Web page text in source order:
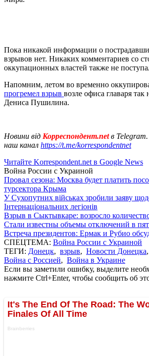
Пока никакой информации о
взрывов нет. Никаких комментариев со
оккупационных властей также не
Напомним, летом во временно
прогремел взрыв возле офиса главаря
Дениса Пушилина.
Новини від Корреспондент.netв
наш канал https://t.me/korrespondentnet
Читайте Korrespondent.net в Google News
Война России с Украиной
Провал сезона: Москва будет платить
турсектора Крыма
У Сухопутних військах зробили заяву
Інтернаціональних легіонів
Взрыв в Сыктывкаре: возросло
Стали известны объемы отключений в
Встреча президентов: Ермак и Рубио
СПЕЦТЕМА: Война России с Украиной
ТЕГИ: Донецк, взрыв, Новости Донецка,
Война с Россией, Война в Украине
Если вы заметили ошибку, выделите
нажмите Ctrl+Enter, чтобы сообщить об